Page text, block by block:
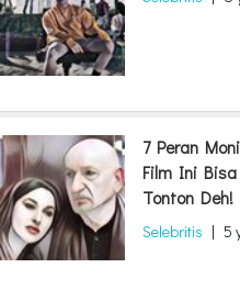
7 Peran
Film Ini
Tonton Deh!
Selebritis | 5